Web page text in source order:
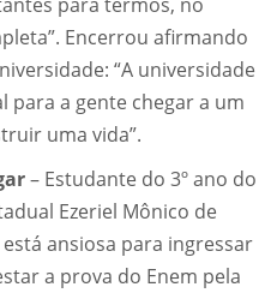
Encerrou afirmando
“A universidade
para a gente chegar a um
uma vida”.
– Estudante do 3º ano do
Ezeriel Mônico de
ansiosa para ingressar
a prova do Enem pela